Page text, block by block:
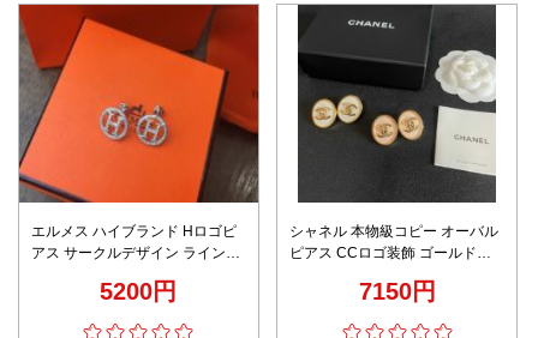
エルメス ハイブランド Hロゴピ
アス サークルデザイン ラインス
5200円
シャネル 本物級コピー オーバル
ピアス CCロゴ装飾 ゴールド縁
7150円